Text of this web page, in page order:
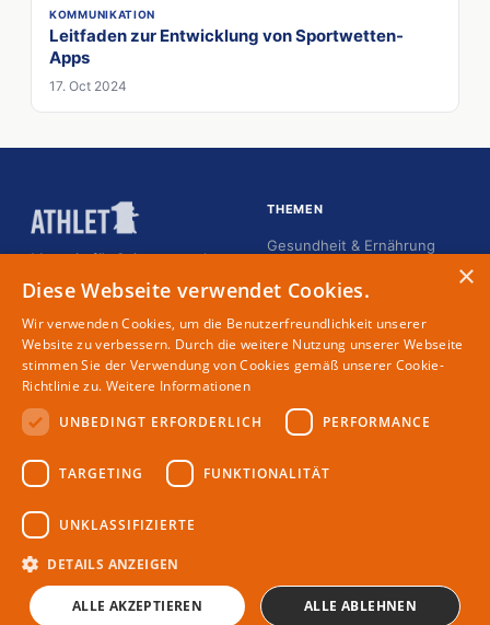
KOMMUNIKATION
Leitfaden zur Entwicklung von Sportwetten-
Apps
17. Oct 2024
Magazin für Spitzensportler
THEMEN
Gesundheit & Ernährung
Lifestyle
Menschen
MAGAZIN
Partner
Redaktion
Autoren
RECHTLICHES
Impressum
×
Diese Webseite verwendet Cookies.
Wir verwenden Cookies, um die Benutzerfreundlichkeit unserer
Website zu verbessern. Durch die weitere Nutzung unserer Webseite
stimmen Sie der Verwendung von Cookies gemäß unserer Cookie-
Richtlinie zu. Weitere Informationen
UNBEDINGT ERFORDERLICH
PERFORMANCE
TARGETING FUNKTIONALITÄT
UNKLASSIFIZIERTE
DETAILS ANZEIGEN
ALLE AKZEPTIEREN ALLE ABLEHNEN